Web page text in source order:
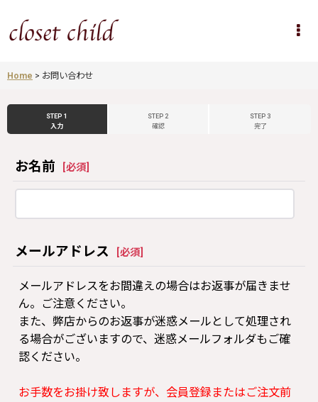
Home > お問い合わせ
STEP 1
入力
STEP 2
確認
STEP 3
完了
お名前 必須
メールアドレス 必須
メールアドレスをお間違えの場合はお返事が届きませ
ん。ご注意ください。
また、弊店からのお返事が迷惑メールとして処理され
る場合がございますので、迷惑メールフォルダもご確
認ください。
お手数をお掛け致しますが、会員登録またはご注文前